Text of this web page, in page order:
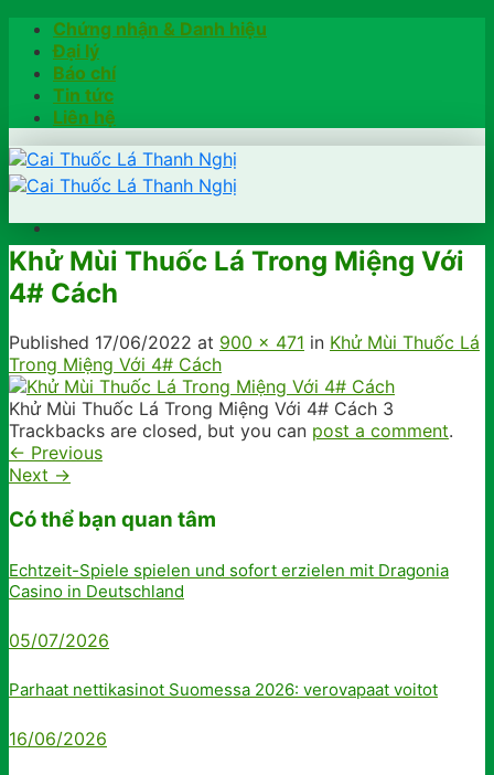
Skip
content
Chứng nhận & Danh hiệu
Đại lý
Báo chí
Tin tức
Liên hệ
Trang chủ
Hướng dẫn
Kiểm tra chính hãng
Đặt hàng
Hotline: 0902791922
Khử Mùi Thuốc Lá Trong Miệng Với
4# Cách
Published 17/06/2022 at 900 × 471 in Khử Mùi Thuốc Lá
Trong Miệng Với 4# Cách
Khử Mùi Thuốc Lá Trong Miệng Với 4# Cách 3
Trackbacks are closed, but you can post a comment.
← Previous
Next →
Có thể bạn quan tâm
Echtzeit-Spiele spielen und sofort erzielen mit Dragonia
Casino in Deutschland
05/07/2026
Parhaat nettikasinot Suomessa 2026: verovapaat voitot
16/06/2026